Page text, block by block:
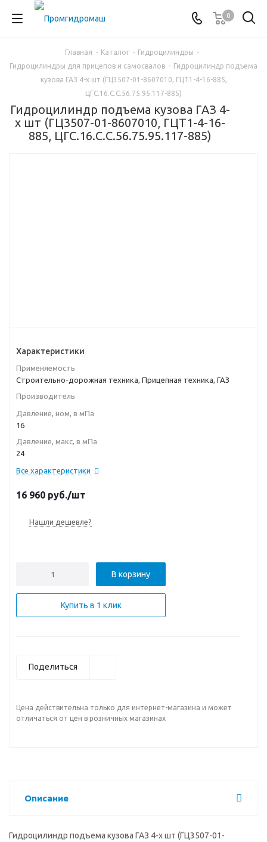
0
Главная - Каталог - Гидроцилиндры -
Гидроцилиндры для прицепов и самосвалов - Гидроцилиндр подъема
кузова ГАЗ 4-х шт (ГЦ3507-01-8607010, ГЦТ1-4-16-885,
ЦГС.16.С.С.56.75.95.117-885)
Гидроцилиндр подъема кузова ГАЗ 4-
х шт (ГЦ3507-01-8607010, ГЦТ1-4-16-
885, ЦГС.16.С.С.56.75.95.117-885)
Характеристики
Применяемость
Строительно-дорожная техника, Прицепная техника, ГАЗ
Производитель
Давление, ном, в мПа
16
Давление, макс, в мПа
24
Все характеристики
16 960 руб./шт
Нашли дешевле?
В корзину
Купить в 1 клик
Поделиться
Цена действительна только для интернет-магазина и может
отличаться от цен в розничных магазинах
Описание
Гидроцилиндр подъема кузова ГАЗ 4-х шт (ГЦ3507-01-